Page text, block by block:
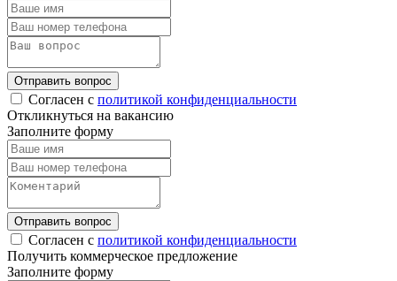
Отправить вопрос
Согласен с политикой конфиденциальности
Откликнуться на вакансию
Заполните форму
Отправить вопрос
Согласен с политикой конфиденциальности
Получить коммерческое предложение
Заполните форму